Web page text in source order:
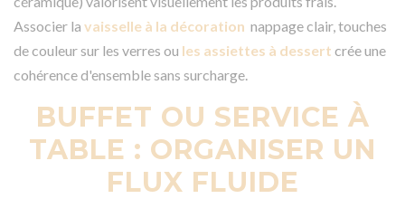
Associer la vaisselle à la décoration nappage clair, touches
de couleur sur les verres ou les assiettes à dessert crée une
cohérence d'ensemble sans surcharge.
BUFFET OU SERVICE À
TABLE : ORGANISER UN
FLUX FLUIDE